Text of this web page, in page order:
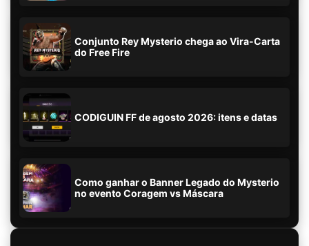
Conjunto Rey Mysterio chega ao Vira-Carta
do Free Fire
CODIGUIN FF de agosto 2026: itens e datas
Como ganhar o Banner Legado do Mysterio
no evento Coragem vs Máscara